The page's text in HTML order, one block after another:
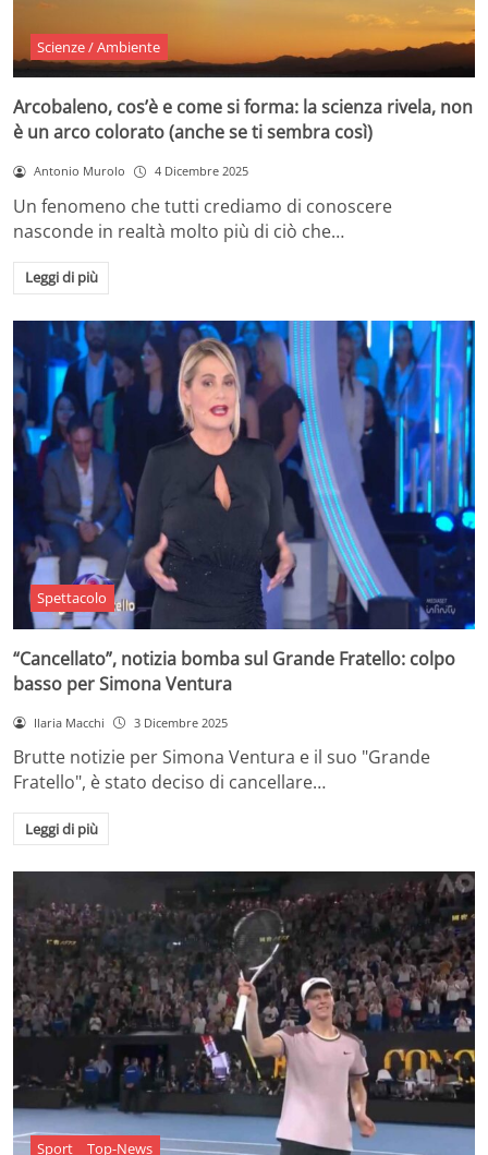
Scienze / Ambiente
Arcobaleno, cos’è e come si forma: la scienza rivela, non
è un arco colorato (anche se ti sembra così)
Antonio Murolo 4 Dicembre 2025
Un fenomeno che tutti crediamo di conoscere
nasconde in realtà molto più di ciò che…
Leggi di più
Spettacolo
“Cancellato”, notizia bomba sul Grande Fratello: colpo
basso per Simona Ventura
Ilaria Macchi 3 Dicembre 2025
Brutte notizie per Simona Ventura e il suo "Grande
Fratello", è stato deciso di cancellare…
Leggi di più
Sport Top-News